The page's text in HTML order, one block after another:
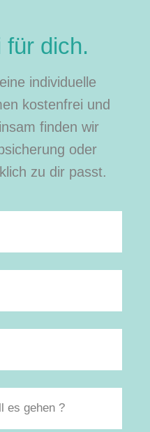
für dich.
individuelle
kostenfrei und
finden wir
oder
zu dir passt.